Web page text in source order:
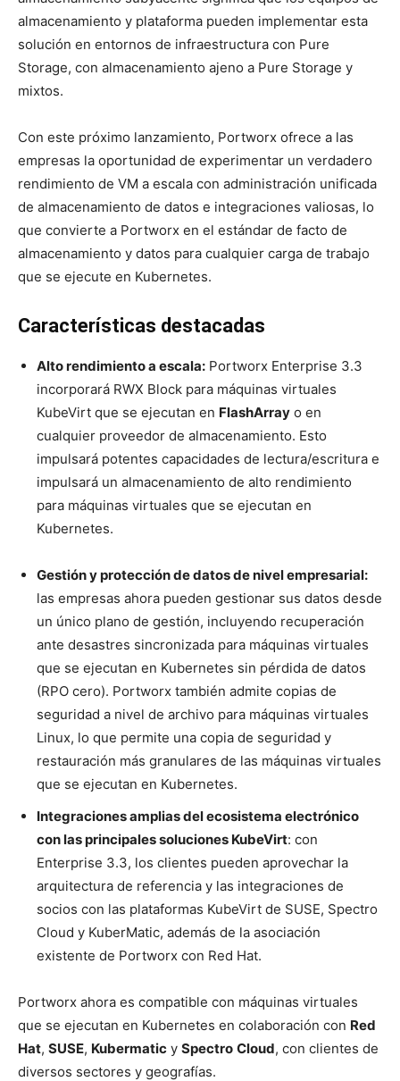
almacenamiento y plataforma pueden implementar esta
solución en entornos de infraestructura con Pure
Storage, con almacenamiento ajeno a Pure Storage y
mixtos.
Con este próximo lanzamiento, Portworx ofrece a las
empresas la oportunidad de experimentar un verdadero
rendimiento de VM a escala con administración unificada
de almacenamiento de datos e integraciones valiosas, lo
que convierte a Portworx en el estándar de facto de
almacenamiento y datos para cualquier carga de trabajo
que se ejecute en Kubernetes.
Características destacadas
Alto rendimiento a escala: Portworx Enterprise 3.3
incorporará RWX Block para máquinas virtuales
KubeVirt que se ejecutan en FlashArray o en
cualquier proveedor de almacenamiento. Esto
impulsará potentes capacidades de lectura/escritura e
impulsará un almacenamiento de alto rendimiento
para máquinas virtuales que se ejecutan en
Kubernetes.
Gestión y protección de datos de nivel empresarial:
las empresas ahora pueden gestionar sus datos desde
un único plano de gestión, incluyendo recuperación
ante desastres sincronizada para máquinas virtuales
que se ejecutan en Kubernetes sin pérdida de datos
(RPO cero). Portworx también admite copias de
seguridad a nivel de archivo para máquinas virtuales
Linux, lo que permite una copia de seguridad y
restauración más granulares de las máquinas virtuales
que se ejecutan en Kubernetes.
Integraciones amplias del ecosistema electrónico
con las principales soluciones KubeVirt: con
Enterprise 3.3, los clientes pueden aprovechar la
arquitectura de referencia y las integraciones de
socios con las plataformas KubeVirt de SUSE, Spectro
Cloud y KuberMatic, además de la asociación
existente de Portworx con Red Hat.
Portworx ahora es compatible con máquinas virtuales
que se ejecutan en Kubernetes en colaboración con Red
Hat, SUSE, Kubermatic y Spectro Cloud, con clientes de
diversos sectores y geografías.